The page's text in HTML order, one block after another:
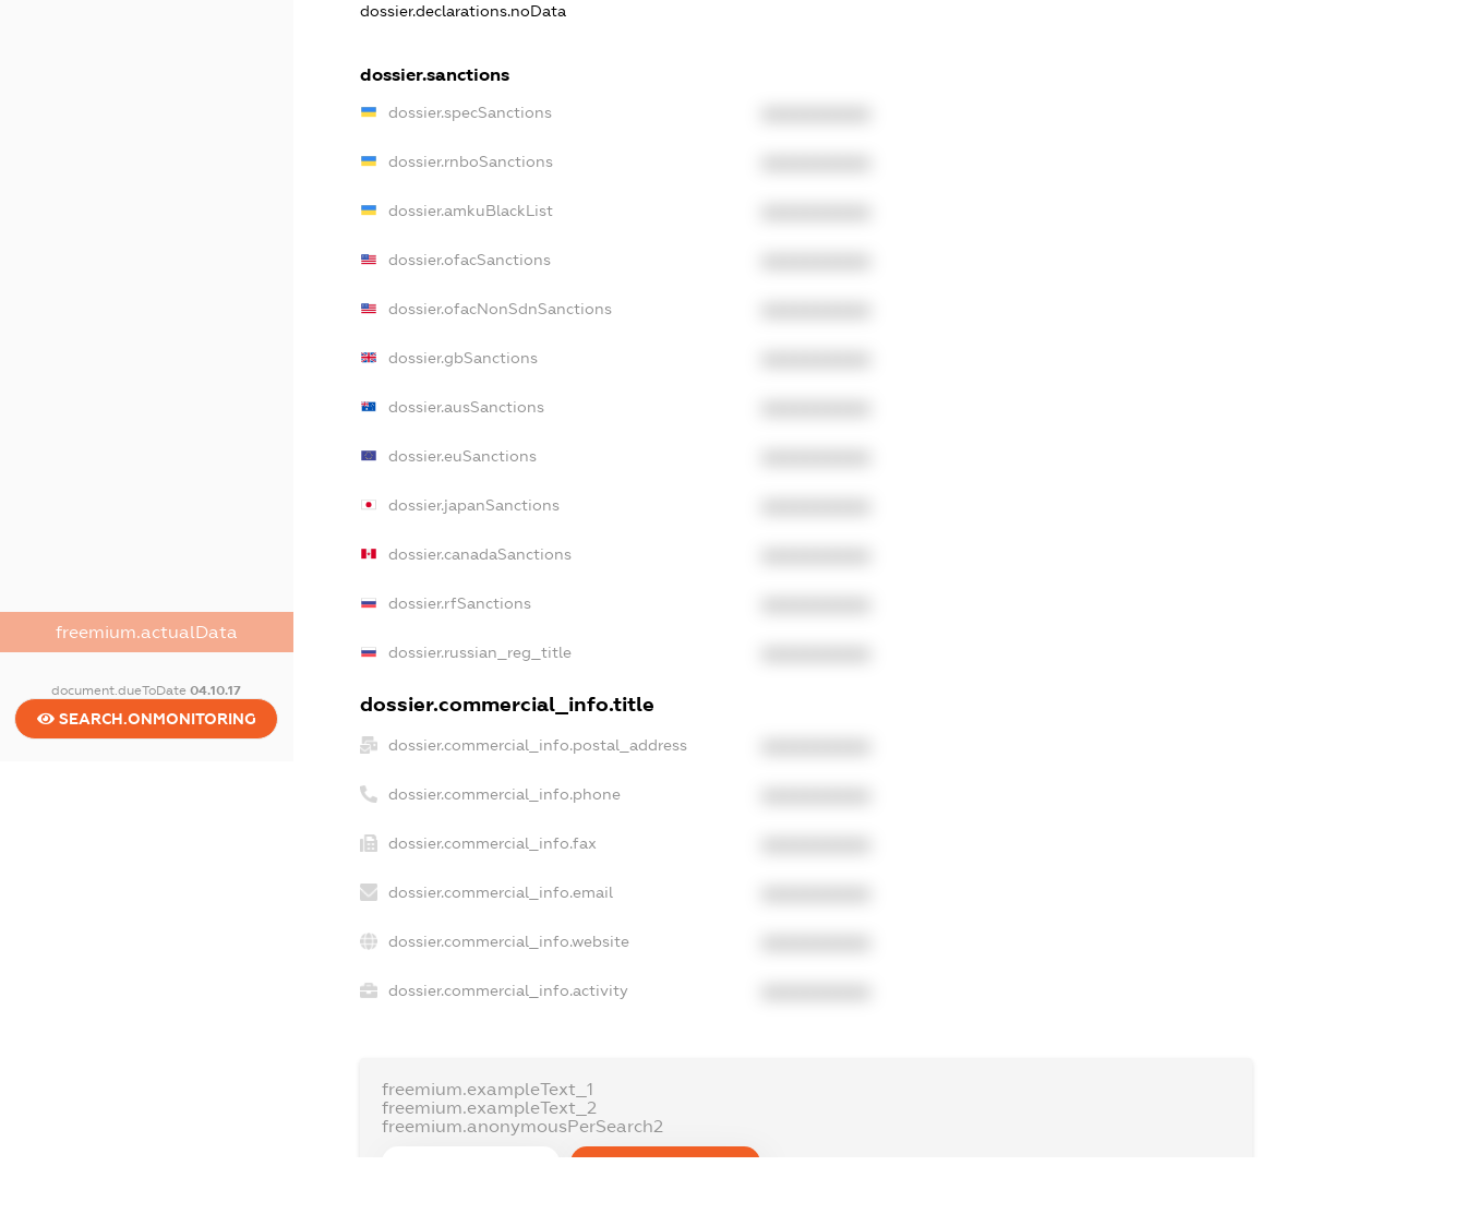
freemium.actualData
document.dueToDate04.10.17
SEARCH.ONMONITORING
dossier.declarations.noData
dossier.sanctions
dossier.specSanctions
dossier.rnboSanctions
dossier.amkuBlackList
dossier.ofacSanctions
dossier.ofacNonSdnSanctions
dossier.gbSanctions
dossier.ausSanctions
dossier.euSanctions
dossier.japanSanctions
dossier.canadaSanctions
dossier.rfSanctions
dossier.russian_reg_title
dossier.commercial_info.title
dossier.commercial_info.postal_address
dossier.commercial_info.phone
dossier.commercial_info.fax
dossier.commercial_info.email
dossier.commercial_info.website
dossier.commercial_info.activity
freemium.exampleText_1
freemium.exampleText_2
freemium.anonymousPerSearch2
FREEMIUM.REGISTER